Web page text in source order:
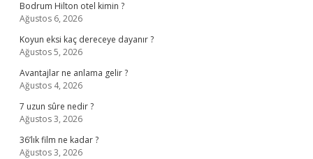
Bodrum Hilton otel kimin ?
Ağustos 6, 2026
Koyun eksi kaç dereceye dayanır ?
Ağustos 5, 2026
Avantajlar ne anlama gelir ?
Ağustos 4, 2026
7 uzun sûre nedir ?
Ağustos 3, 2026
36’lık film ne kadar ?
Ağustos 3, 2026